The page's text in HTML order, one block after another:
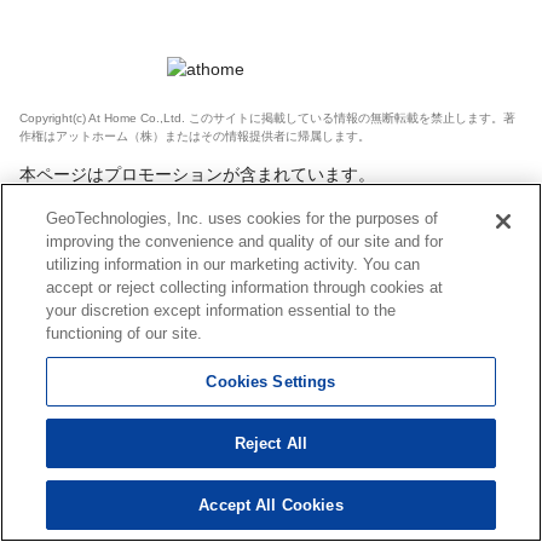
Copyright(c) At Home Co.,Ltd. このサイトに掲載している情報の無断転載を禁止します。著
作権はアットホーム（株）またはその情報提供者に帰属します。
本ページはプロモーションが含まれています。
GeoTechnologies, Inc. uses cookies for the purposes of
improving the convenience and quality of our site and for
utilizing information in our marketing activity. You can
accept or reject collecting information through cookies at
your discretion except information essential to the
functioning of our site.
Cookies Settings
Reject All
Accept All Cookies